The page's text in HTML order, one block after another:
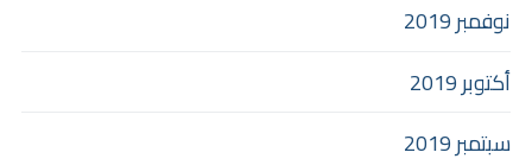
نوفمبر 2019
أكتوبر 2019
سبتمبر 2019